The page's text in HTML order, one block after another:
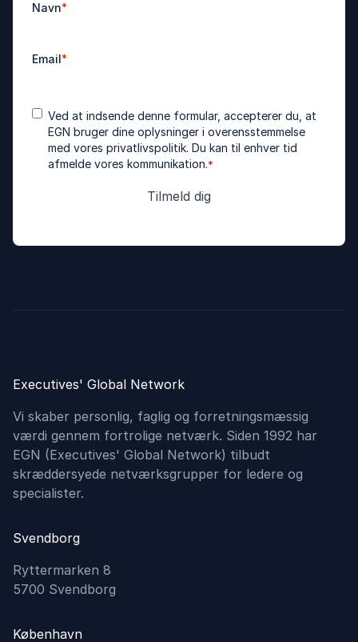
Navn*
Email*
Accepter
betingelser
*
Ved at indsende denne formular, accepterer du, at
EGN bruger dine oplysninger i overensstemmelse
med vores privatlivspolitik. Du kan til enhver tid
afmelde vores kommunikation.*
Executives' Global Network
Vi skaber personlig, faglig og forretningsmæssig
værdi gennem fortrolige netværk. Siden 1992 har
EGN (Executives'​ Global Network) tilbudt
skræddersyede netværksgrupper for ledere og
specialister.
Svendborg
Ryttermarken 8
5700 Svendborg
København